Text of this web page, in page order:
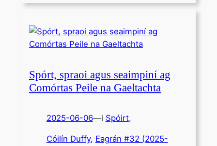
Spórt, spraoi agus seaimpiní ag
Comórtas Peile na Gaeltachta
2025-06-06—i Spóirt,
Cóilín Duffy, Eagrán #32 (2025-